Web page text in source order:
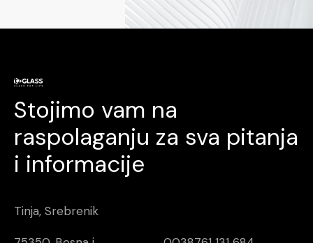
Stojimo vam na
raspolaganju za sva pitanja
i informacije
Tinja, Srebrenik